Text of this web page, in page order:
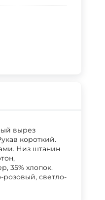
вырез
короткий.
Низ штанин
35% хлопок.
розовый, светло-